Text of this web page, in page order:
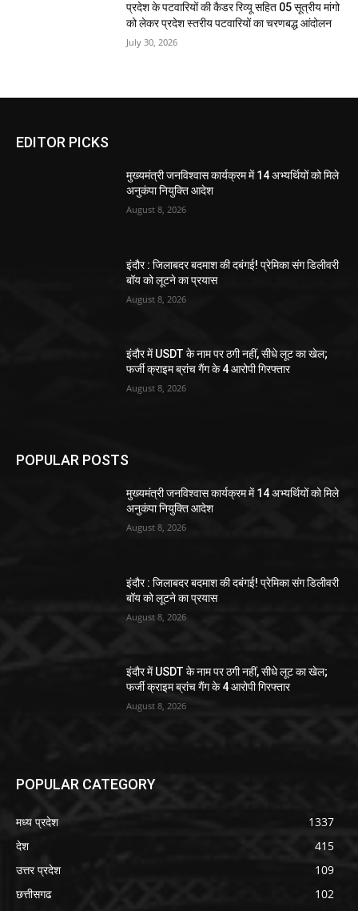
प्रदेश के पटवारियों की कैडर रिव्यू सहित 05 सूत्रीय मांगो
को लेकर प्रदेश स्तरीय पटवारियों का चरणबद्ध आंदोलन
July 30, 2026
EDITOR PICKS
मुख्यमंत्री जनविश्वास कार्यक्रम में 14 अभ्यर्थियों को मिले
अनुकंपा नियुक्ति आदेश
August 8, 2026
इंदौर : जिलाबदर बदमाश की दबंगई! प्रेमिका संग डिलीवरी
बॉय को लूटने का प्रयास
August 8, 2026
इंदौर में USDT के नाम पर ठगी नहीं, सीधे लूट का खेल;
फर्जी क्राइम ब्रांच गैंग के 4 आरोपी गिरफ्तार
August 8, 2026
POPULAR POSTS
मुख्यमंत्री जनविश्वास कार्यक्रम में 14 अभ्यर्थियों को मिले
अनुकंपा नियुक्ति आदेश
August 8, 2026
इंदौर : जिलाबदर बदमाश की दबंगई! प्रेमिका संग डिलीवरी
बॉय को लूटने का प्रयास
August 8, 2026
इंदौर में USDT के नाम पर ठगी नहीं, सीधे लूट का खेल;
फर्जी क्राइम ब्रांच गैंग के 4 आरोपी गिरफ्तार
August 8, 2026
POPULAR CATEGORY
मध्य प्रदेश
1337
देश
415
उत्तर प्रदेश
109
छत्तीसगढ
102